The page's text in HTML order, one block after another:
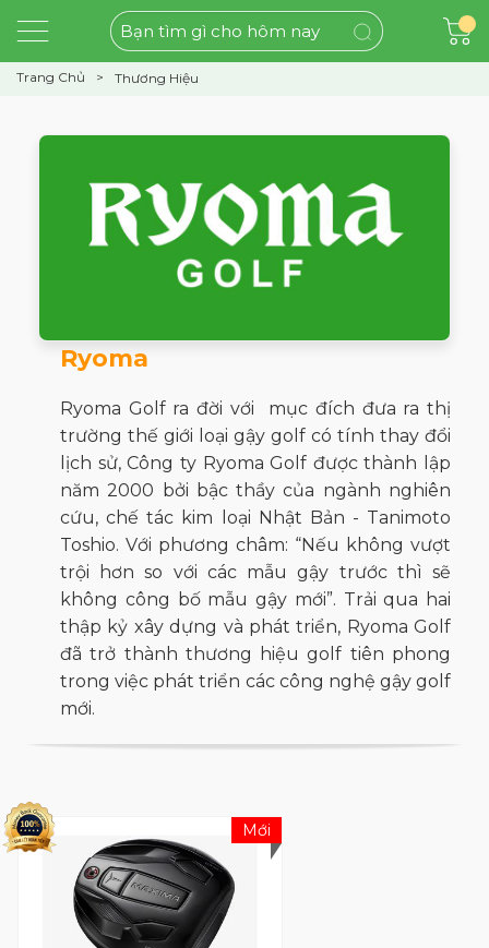
Trang Chủ Thương Hiệu
Ryoma
Ryoma Golfra đời với
mục đích đưa ra thị
trường thế giới loại gậy golf có tính thay đổi
lịch sử, Công ty Ryoma Golf được thành lập
năm 2000 bởi bậc thầy của ngành nghiên
cứu, chế tác kim loại Nhật Bản - Tanimoto
Toshio. Với phương châm: “Nếu không vượt
trội hơn so với các mẫu gậy trước thì sẽ
không công bố mẫu gậy mới”. Trải qua hai
thập kỷ xây dựng và phát triển, Ryoma Golf
đã trở thành thương hiệu golf tiên phong
trong việc phát triển các công nghệ gậy golf
mới.
nghiệm người dùng . Do đó các sản phẩm từ
gậy Driver, gậy sắt, gậy rescue, gậy
putter...đều được sản xuát với công nghệ
đặc biệt giúp kéo dài thời gian tiếp xúc bóng
thêm 20% và tốc độ bóng tăng thêm 1,7m/s.
Mới